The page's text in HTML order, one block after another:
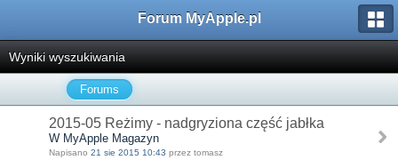
Forum MyApple.pl
Wyniki wyszukiwania
Forums
2015-05 Reżimy - nadgryziona część jabłka
W MyApple Magazyn
Napisano 21 sie 2015 10:43 przez tomasz